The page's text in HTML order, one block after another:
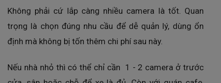
Không phải cứ lắp càng nhiều camera là tốt. Quan
trọng là chọn đúng nhu cầu để dễ quản lý, dùng ổn
định mà không bị tốn thêm chi phí sau này.
Nếu nhà nhỏ thì có thể chỉ cần 1 - 2 camera ở trước